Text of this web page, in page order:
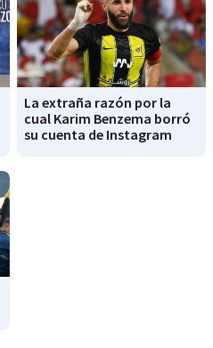
La extraña razón por la
cual Karim Benzema borró
su cuenta de Instagram